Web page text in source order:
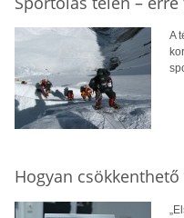
A
Hogyan